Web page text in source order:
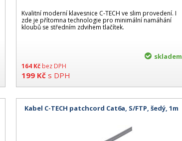
Kvalitní moderní klavesnice C-TECH ve slim provedení. I
zde je přítomna technologie pro minimální namáhání
kloubů se středním zdvihem tlačítek.
164 Kč bez DPH
199 Kč s DPH
skladem
Kabel C-TECH patchcord Cat6a, S/FTP, šedý, 1m